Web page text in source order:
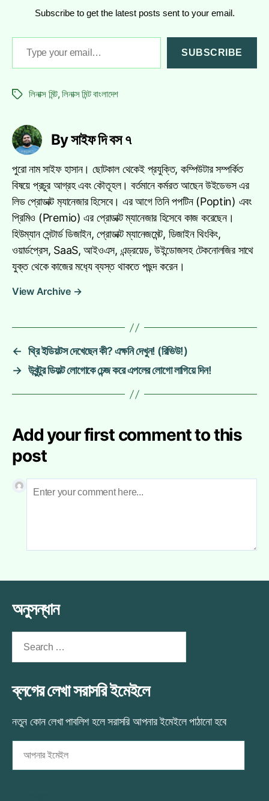
Subscribe to get the latest posts sent to your email.
your
email…
SUBSCRIBE
Tagsলিনাক্স মিন্ট,লিনাক্স মিন্ট বাংলাদেশ
By সাইফ দি বস ৭
পুরো নাম সাইফ হাসান। ছোটকাল থেকেই প্রযুক্তি, কম্পিউটার সম্পর্কিত
বিষয়ে প্রচুর আগ্রহ এবং কৌতূহল। বর্তমানে কর্মরত আছেন উইডেভস এর
লিড প্রোডাক্ট ম‍্যানেজার হিসেবে। এর আগে তিনি পপটিন (Poptin) এবং
প্রিমিও (Premio) এর প্রোডাক্ট ম্যানেজার হিসেবে কাজ করেছেন।
হিউম্যান সেন্টার্ড ডিজাইন, প্রোডাক্ট ম্যানেজমেন্ট, ডিজাইন থিংকিং,
ওয়ার্ডপ্রেস, SaaS, আইওএস, এন্ড্রয়েড, উইন্ডোজসহ টেকনোলজির সাথে
যুক্ত থেকে কাজের মধ‍্যে ব্যস্ত থাকতে পছন্দ করেন।
View Archive →
← থ্রি ইডিয়টস দেখেছেন কী? এক্ষনি দেখুন! (রিভিউ!)
→ উবুন্টুর ডিফল্ট লোগোকে চেন্জ করে এপলের লোগো লাগিয়ে দিন!
Add your first comment to this
post
অনুসন্ধান
ব্লগের লেখা সরাসরি ইমেইলে
নতুন কোন লেখা পাবলিশ হলে সরাসরি আপনার ইমেইলে পাঠানো হবে
ইমেইল